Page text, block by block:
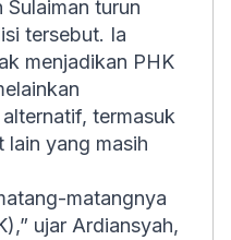
Sulaiman turun
tersebut. Ia
menjadikan PHK
termasuk
lain yang masih
matangnya
ujar Ardiansyah,